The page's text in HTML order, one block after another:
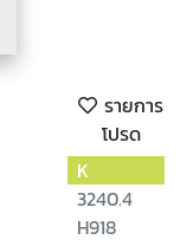
รายการ
โปรด
K
3240.4
H918